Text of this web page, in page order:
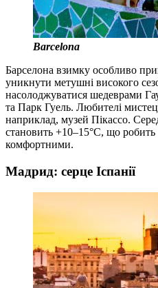
Barcelona
Барселона взимку особливо
уникнути метушні високого
насолоджуватися шедеврами
та Парк Гуель. Любителі
наприклад, музей Пікассо.
становить +10–15°C, що
комфортними.
Мадрид: серце Іспанії